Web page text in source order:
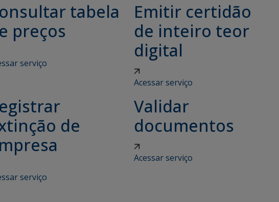
tabela
preços
serviço
Emitir certidão
de inteiro teor
digital
Acessar serviço
de
serviço
Validar
documentos
Acessar serviço